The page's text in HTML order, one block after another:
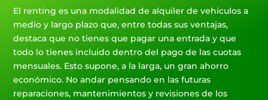
El renting es una modalidad de alquiler de vehículos a
medio y largo plazo que, entre todas sus ventajas,
destaca que no tienes que pagar una entrada y que
todo lo tienes incluido dentro del pago de las cuotas
mensuales. Esto supone, a la larga, un gran ahorro
económico. No andar pensando en las futuras
reparaciones, mantenimientos y revisiones de los